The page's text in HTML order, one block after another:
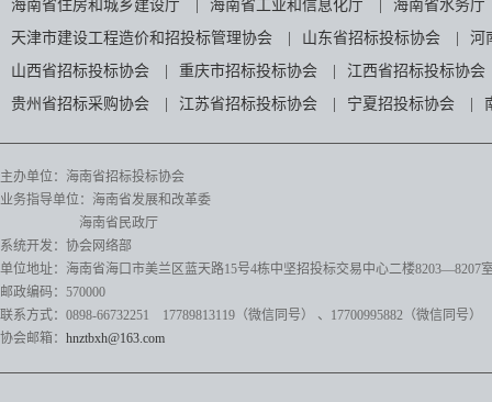
海南省住房和城乡建设厅
海南省工业和信息化厅
海南省水务厅
天津市建设工程造价和招投标管理协会
山东省招标投标协会
河
山西省招标投标协会
重庆市招标投标协会
江西省招标投标协会
贵州省招标采购协会
江苏省招标投标协会 宁夏招投标协会
主办单位：海南省招标投标协会
业务指导单位：海南省发展和改革委
海南省民政厅
系统开发：协会网络部
单位地址：海南省海口市美兰区蓝天路15号4栋中坚招投标交易中心二楼8203—8207
邮政编码：570000
联系方式：0898-66732251 17789813119（微信同号）
、17700995882 （微信同号）
协会邮箱： hnztbxh@163.com